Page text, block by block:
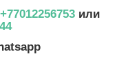
+77012256753 или